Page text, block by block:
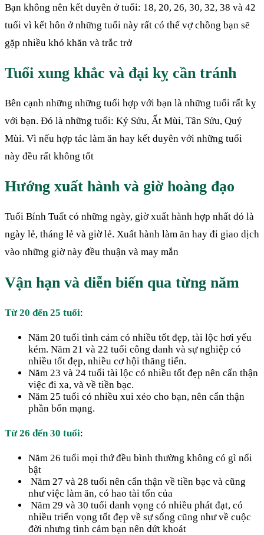
Bạn không nên kết duyên ở tuổi: 18, 20, 26, 30, 32, 38 và 42
tuổi vì kết hôn ở những tuổi này rất có thể vợ chồng bạn sẽ
gặp nhiều khó khăn và trắc trở
Tuổi xung khắc và đại kỵ cần tránh
Bên cạnh những những tuổi hợp với bạn là những tuổi rất kỵ
với bạn. Đó là những tuổi: Kỷ Sửu, Ất Mùi, Tân Sửu, Quý
Mùi. Vì nếu hợp tác làm ăn hay kết duyên với những tuổi
này đều rất không tốt
Hướng xuất hành và giờ hoàng đạo
Tuổi Bính Tuất có những ngày, giờ xuất hành hợp nhất đó là
ngày lẻ, tháng lẻ và giờ lẻ. Xuất hành làm ăn hay đi giao dịch
vào những giờ này đều thuận và may mắn
Vận hạn và diễn biến qua từng năm
Từ 20 đến 25 tuổi:
Năm 20 tuổi tình cảm có nhiều tốt đẹp, tài lộc hơi yếu
kém. Năm 21 và 22 tuổi công danh và sự nghiệp có
nhiều tốt đẹp, nhiều cơ hội thăng tiến.
Năm 23 và 24 tuổi tài lộc có nhiều tốt đẹp nên cẩn thận
việc đi xa, và về tiền bạc.
Năm 25 tuổi có nhiều xui xẻo cho bạn, nên cẩn thận
phần bổn mạng.
Từ 26 đến 30 tuổi:
Năm 26 tuổi mọi thứ đều bình thường không có gì nổi
bật
Năm 27 và 28 tuổi nên cẩn thận về tiền bạc và cũng
như việc làm ăn, có hao tài tốn của
Năm 29 và 30 tuổi danh vọng có nhiều phát đạt, có
nhiều triển vọng tốt đẹp về sự sống cũng như về cuộc
đời nhưng tình cảm bạn nên dứt khoát